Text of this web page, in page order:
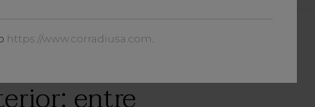
https://www.corradiusa.com.